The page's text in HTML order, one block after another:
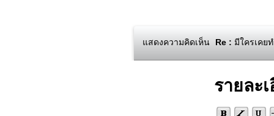
แสดงความคิดเห็น Re : มีใครเคย
รายละ